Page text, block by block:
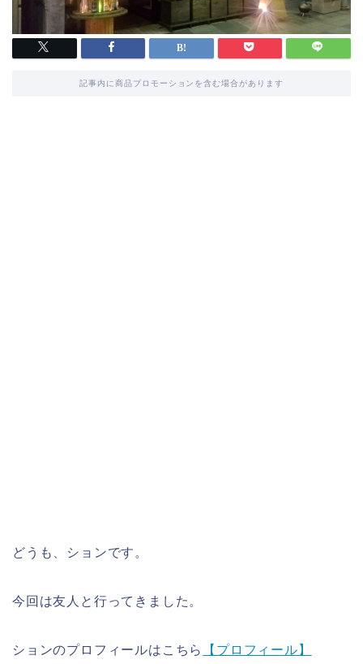
記事内に商品プロモーションを含む場合があります
どうも、ションです。
今回は友人と行ってきました。
ションのプロフィールはこちら 【プロフィール】